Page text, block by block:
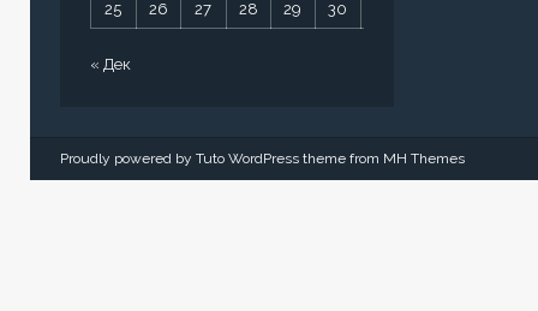
25 26 27 28 29 30
« Дек
Proudly powered by Tuto WordPress theme from MH Themes